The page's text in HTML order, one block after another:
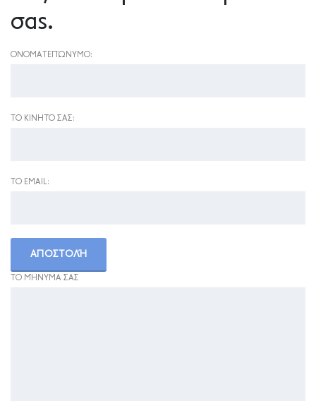
σας.
ΟΝΟΜΑΤΕΠΏΝΥΜΟ:
ΤΟ ΚΙΝΗΤΌ ΣΑΣ:
ΤΟ EMAIL:
ΤΟ ΜΉΝΥΜΑ ΣΑΣ